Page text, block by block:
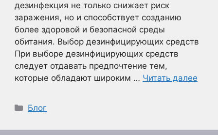
дезинфекция не только снижает риск
заражения, но и способствует созданию
более здоровой и безопасной среды
обитания. Выбор дезинфицирующих средств
При выборе дезинфицирующих средств
следует отдавать предпочтение тем,
которые обладают широким … Читать далее
Рубрики
Блог